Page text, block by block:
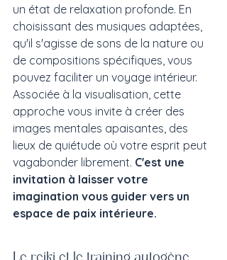
un état de relaxation profonde. En
choisissant des musiques adaptées,
qu'il s'agisse de sons de la nature ou
de compositions spécifiques, vous
pouvez faciliter un voyage intérieur.
Associée à la visualisation, cette
approche vous invite à créer des
images mentales apaisantes, des
lieux de quiétude où votre esprit peut
vagabonder librement. C'est une
invitation à laisser votre
imagination vous guider vers un
espace de paix intérieure.
Le reiki et le training autogène